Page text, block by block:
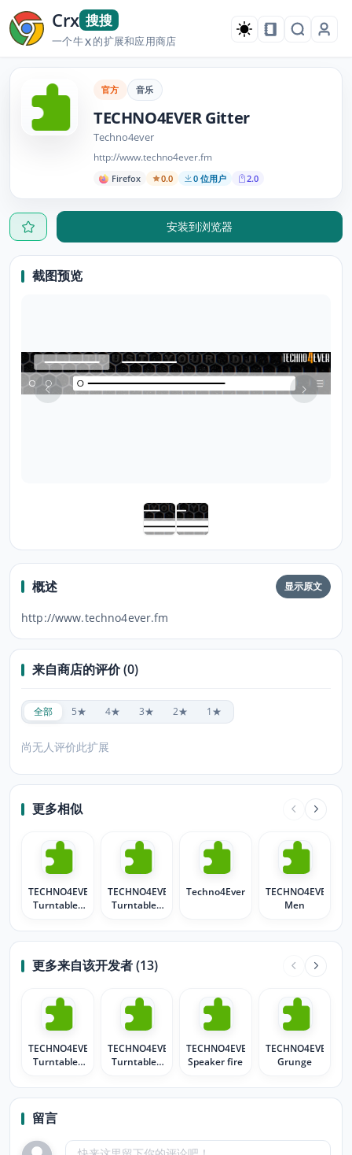
Crx 搜搜
一个牛X的扩展和应用商店
官方 音乐
TECHNO4EVER Gitter
Techno4ever
http://www.techno4ever.fm
Firefox 0.0 0 位用户 2.0
安装到浏览器
截图预览
概述 显示原文
http://www.techno4ever.fm
来自商店的评价 (0)
全部 5★ 4★ 3★ 2★ 1★
尚无人评价此扩展
更多相似
TECHNO4EVER
Turntables
TECHNO4EVER
Turntables
Techno4Ever
TECHNO4EVER
Men
更多来自该开发者 (13)
TECHNO4EVER
Turntables
TECHNO4EVER
Turntables
TECHNO4EVER
Speaker fire
TECHNO4EVER
Grunge
留言